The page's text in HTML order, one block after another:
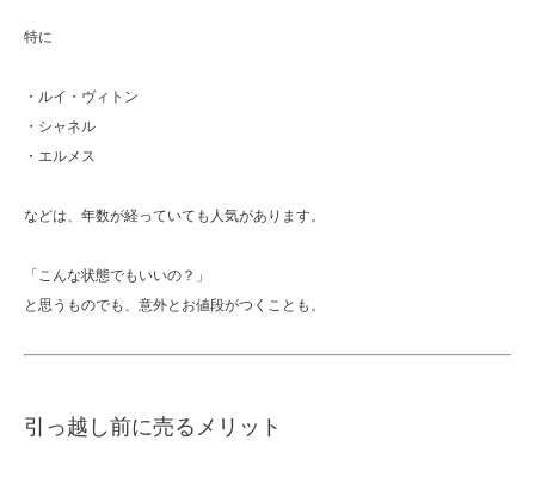
特に
・ルイ・ヴィトン
・シャネル
・エルメス
などは、年数が経っていても人気があります。
「こんな状態でもいいの？」
と思うものでも、意外とお値段がつくことも。
引っ越し前に売るメリット